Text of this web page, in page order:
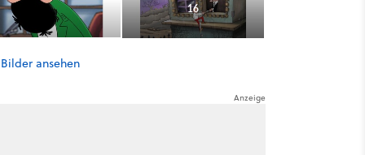
16
ansehen